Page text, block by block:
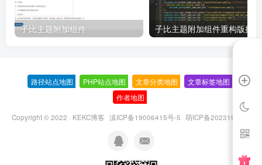
子比主题附加组件 子比主题附加组件重构版插件
路径站点地图 PHP站点地图 文章分类地图 文章标签地图
作者地图
Copyright © 2022 · KEKC博客 滇ICP备19006415号-5 萌ICP备20231995号